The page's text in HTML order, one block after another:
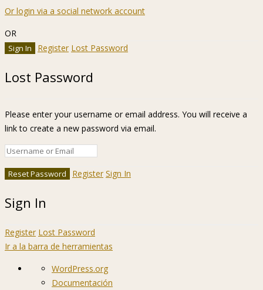
Or login via a social network account
OR
Register Lost Password
Lost Password
Please enter your username or email address. You will receive a
link to create a new password via email.
Register Sign In
Sign In
Register Lost Password
Ir a la barra de herramientas
AcercaWordPress.org
Documentación